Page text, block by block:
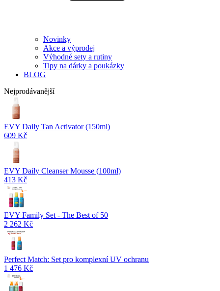
Novinky
Akce a výprodej
Výhodné sety a rutiny
Tipy na dárky a poukázky
BLOG
Nejprodávanější
EVY Daily Tan Activator (150ml)
609 Kč
EVY Daily Cleanser Mousse (100ml)
413 Kč
EVY Family Set - The Best of 50
2 262 Kč
Perfect Match: Set pro komplexní UV ochranu
1 476 Kč